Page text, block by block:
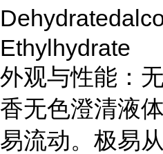
Ethylhydrate
外观与性能：
香无色澄清液
易流动。极易